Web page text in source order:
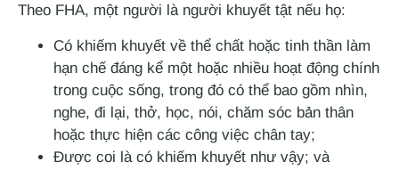
Theo FHA, một người là người khuyết tật nếu họ:
Có khiếm khuyết về thể chất hoặc tinh thần làm
hạn chế đáng kể một hoặc nhiều hoạt động chính
trong cuộc sống, trong đó có thể bao gồm nhìn,
nghe, đi lại, thở, học, nói, chăm sóc bản thân
hoặc thực hiện các công việc chân tay;
Được coi là có khiếm khuyết như vậy; và